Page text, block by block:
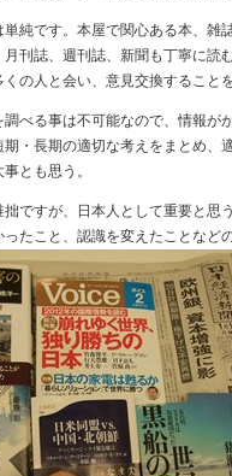
純です。本屋で関心ある本、雑
月刊誌、週刊誌、新聞も丁寧に
の人と会い、意見交換すること
調べる事は不可能なので、情報が
・長期の適切な考えをまとめ、
とも思う。
ですが、日本人として重要と思
たこと、認識を変えたことなど